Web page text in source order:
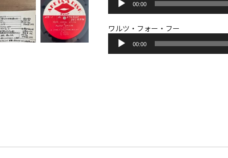
プ
レ
ー
ー
00:00
ワルツ・フォー・フー
プ
00:00